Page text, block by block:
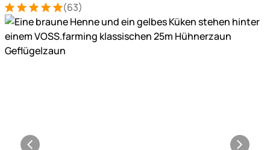
Bewertung: 5 von 5 (63 Bewertungen)
63 Bewertungen
(63)
Produktgalerie